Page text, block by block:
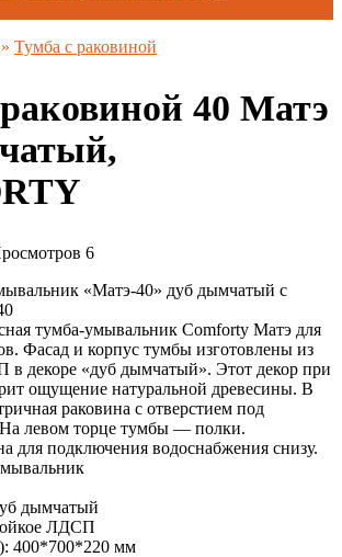
» Тумба с раковиной
40 Матэ
6
«Матэ-40» дуб дымчатый с
тумба-умывальник Comforty Матэ для
Фасад и корпус тумбы изготовлены из
в декоре «дуб дымчатый». Этот декор при
ощущение натуральной древесины. В
раковина с отверстием под
На левом торце тумбы — полки.
для подключения водоснабжения снизу.
дымчатый
ЛДСП
400*700*220 мм